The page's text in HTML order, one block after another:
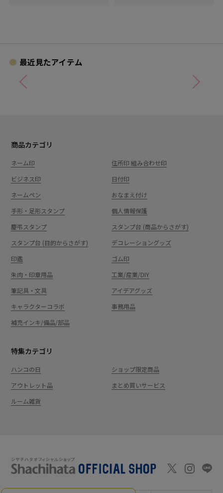
最近見たアイテム
商品カテゴリ
ネーム印
住所印 組み合わせ印
ビジネス印
日付印
ネームペン
おなまえ付け
手形・足形スタンプ
個人情報保護
慶弔スタンプ
スタンプ台 (商品からさがす)
スタンプ台 (目的からさがす)
デコレーショングッズ
印鑑
ゴム印
朱肉・印章用品
工業/産業/DIY
筆記具・文具
アイデアグッズ
キャラクターコラボ
事務用品
補充インキ/備品/部品
特集カテゴリ
ハンコの日
ショップ限定商品
アウトレット品
まとめ買いサービス
ルーム雑貨